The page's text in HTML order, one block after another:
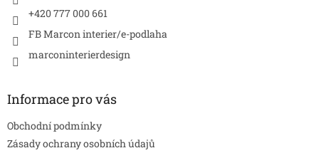
+420 777 000 661
FB Marcon interier/e-podlaha
marconinterierdesign
Informace pro vás
Obchodní podmínky
Zásady ochrany osobních údajů